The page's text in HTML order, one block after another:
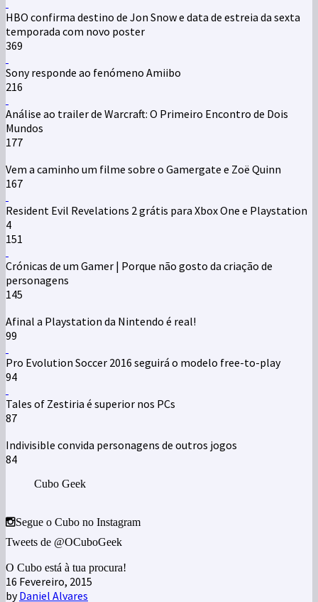
HBO confirma destino de Jon Snow e data de estreia da sexta
temporada com novo poster
369
Sony responde ao fenómeno Amiibo
216
Análise ao trailer de Warcraft: O Primeiro Encontro de Dois
Mundos
177
Vem a caminho um filme sobre o Gamergate e Zoë Quinn
167
Resident Evil Revelations 2 grátis para Xbox One e Playstation
4
151
Crónicas de um Gamer | Porque não gosto da criação de
personagens
145
Afinal a Playstation da Nintendo é real!
99
Pro Evolution Soccer 2016 seguirá o modelo free-to-play
94
Tales of Zestiria é superior nos PCs
87
Indivisible convida personagens de outros jogos
84
Cubo Geek
Segue o Cubo no Instagram
Tweets de @OCuboGeek
O Cubo está à tua procura!
16 Fevereiro, 2015
byDaniel Alvares